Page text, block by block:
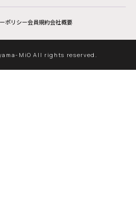
ポリシー会員規約会社概要
MiO All rights reserved.